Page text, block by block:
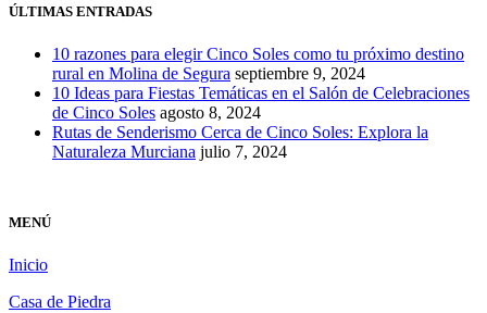
ÚLTIMAS ENTRADAS
10 razones para elegir Cinco Soles como tu próximo destino
rural en Molina de Segura septiembre 9, 2024
10 Ideas para Fiestas Temáticas en el Salón de Celebraciones
de Cinco Soles agosto 8, 2024
Rutas de Senderismo Cerca de Cinco Soles: Explora la
Naturaleza Murciana julio 7, 2024
MENÚ
Inicio
Casa de Piedra